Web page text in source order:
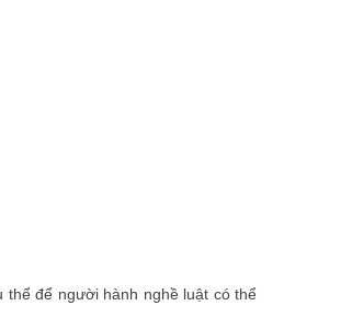
để người hành nghề luật có thể